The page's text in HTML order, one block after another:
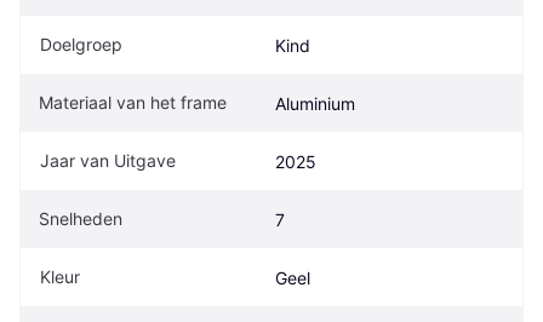
Doelgroep Kind
Materiaal van het frame Aluminium
Jaar van Uitgave 2025
Snelheden 7
Kleur Geel